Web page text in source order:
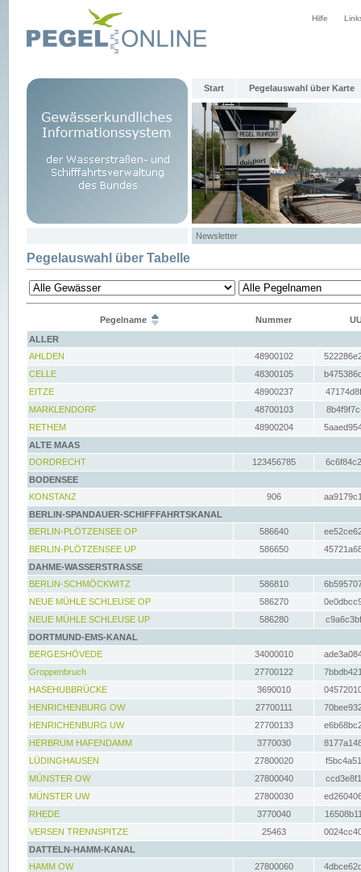
Hilfe
Start Pegelauswahl über Karte
Newsletter
Pegelauswahl über Tabelle
Pegelname Nummer
ALLER
AHLDEN
48900102
CELLE
48300105
EITZE
48900237
MARKLENDORF
48700103
RETHEM
48900204
ALTE MAAS
DORDRECHT
123456785
BODENSEE
KONSTANZ
906
BERLIN-SPANDAUER-SCHIFFFAHRTSKANAL
BERLIN-PLÖTZENSEE OP
586640
BERLIN-PLÖTZENSEE UP
586650
DAHME-WASSERSTRASSE
BERLIN-SCHMÖCKWITZ
586810
NEUE MÜHLE SCHLEUSE OP
586270
NEUE MÜHLE SCHLEUSE UP
586280
DORTMUND-EMS-KANAL
BERGESHÖVEDE
34000010
Groppenbruch
27700122
HASEHUBBRÜCKE
3690010
HENRICHENBURG OW
27700111
HENRICHENBURG UW
27700133
HERBRUM HAFENDAMM
3770030
LÜDINGHAUSEN
27800020
MÜNSTER OW
27800040
MÜNSTER UW
27800030
RHEDE
3770040
VERSEN TRENNSPITZE
25463
DATTELN-HAMM-KANAL
HAMM OW
27800060